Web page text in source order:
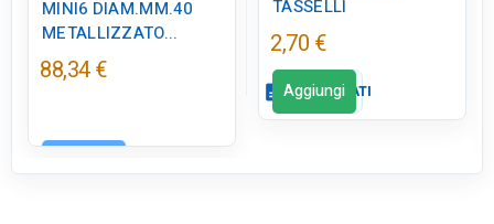
MINI6 DIAM.MM.40
METALLIZZATO...
88,34 €
TASSELLI
2,70 €
descriptionSCHEDA DATI
Scheda dati close
Aggiungi